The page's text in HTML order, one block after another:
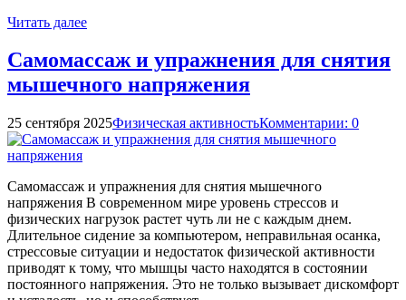
Читать далее
Самомассаж и упражнения для снятия
мышечного напряжения
25 сентября 2025Физическая активностьКомментарии: 0
Самомассаж и упражнения для снятия мышечного
напряжения В современном мире уровень стрессов и
физических нагрузок растет чуть ли не с каждым днем.
Длительное сидение за компьютером, неправильная осанка,
стрессовые ситуации и недостаток физической активности
приводят к тому, что мышцы часто находятся в состоянии
постоянного напряжения. Это не только вызывает дискомфорт